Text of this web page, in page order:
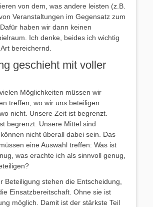
von dem, was andere leisten (z.B.
Veranstaltungen im Gegensatz zum
haben wir dann keinen
Ich denke, beides ich wichtig
bereichernd.
geschieht mit voller
Möglichkeiten müssen wir
treffen, wo wir uns beteiligen
nicht. Unsere Zeit ist begrenzt.
begrenzt. Unsere Mittel sind
nicht überall dabei sein. Das
eine Auswahl treffen: Was ist
was erachte ich als sinnvoll genug,
Beteiligung stehen die Entscheidung,
Einsatzbereitschaft. Ohne sie ist
möglich. Damit ist der stärkste Teil